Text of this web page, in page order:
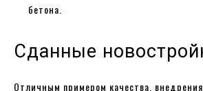
бетона.
Сданные
Отличным примером качества,